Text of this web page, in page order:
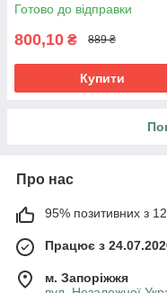
Готово до відправки
800,10 ₴ 889 ₴
Купити
Про нас
95% позитивних з
Працює з
м. Запоріжжя